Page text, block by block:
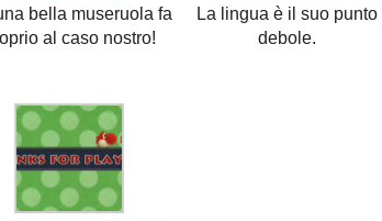
bella museruola fa
al caso nostro!
La lingua è il suo punto
debole.